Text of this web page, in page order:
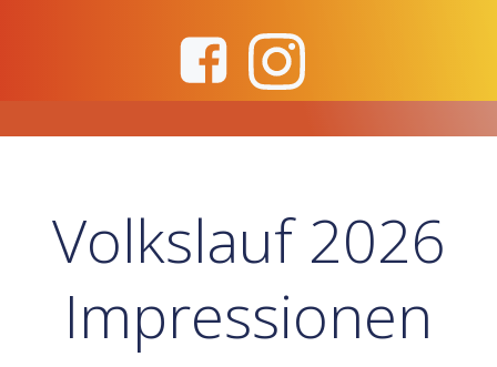
Inhalt
springen
Volkslauf 2026
Impressionen